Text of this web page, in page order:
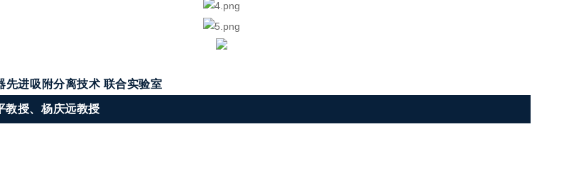
先进吸附分离技术 联合实验室
教授、杨庆远教授